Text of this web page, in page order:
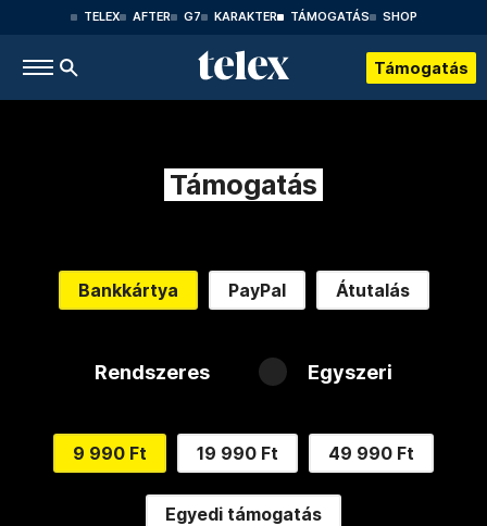
TELEX AFTER G7 KARAKTER TÁMOGATÁS SHOP
Támogatás
Támogatás
Bankkártya PayPal Átutalás
Rendszeres Egyszeri
9 990 Ft 19 990 Ft 49 990 Ft
Egyedi támogatás